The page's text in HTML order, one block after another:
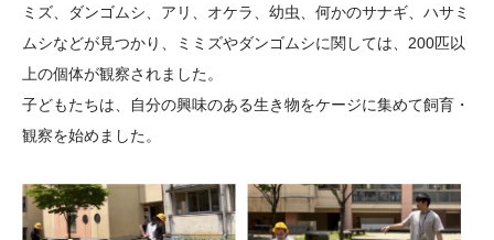
ログラム助成
ミズ、ダンゴムシ、アリ、オケラ、幼虫、何かのサナギ、ハサミ
ムシなどが見つかり、ミミズやダンゴムシに関しては、200匹以
上の個体が観察されました。
子どもたちは、自分の興味のある生き物をケージに集めて飼育・
観察を始めました。